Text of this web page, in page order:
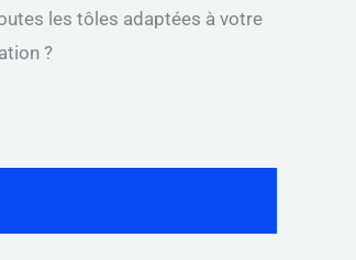
les tôles adaptées à votre
?